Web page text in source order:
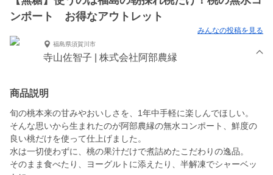
ンポート お得なアウトレット
みんなの投稿を見る
福島県須賀川市
寺山佐智子 | 株式会社阿部農縁
商品説明
旬の桃本来の甘みやおいしさを、1年中手軽に楽しんでほしい。
そんな思いから生まれたのが阿部農縁の無水コンポート、鮮度の
良い桃だけを使って仕上げました。
水は一切使わずに、桃の果汁だけで煮詰めたこだわりの逸品。
そのまま食べたり、ヨーグルトに添えたり、半解凍でシャーベッ